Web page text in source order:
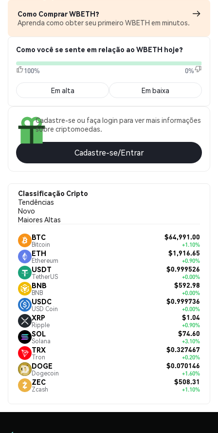
Como Comprar WBETH?
Aprenda como obter seu primeiro WBETH em minutos.
Como você se sente em relação ao WBETH hoje?
100% 0%
Em alta Em baixa
Cadastre-se ou faça login para ver mais informações
sobre criptomoedas.
Cadastre-se/Entrar
Classificação Cripto
Tendências
Novo
Maiores Altas
BTC
Bitcoin
$64,991.00
+1.10%
ETH
Ethereum
$1,916.65
+0.90%
USDT
TetherUS
$0.999526
+0.00%
BNB
BNB
$592.98
+0.00%
USDC
USD Coin
$0.999736
+0.00%
XRP
Ripple
$1.04
+0.90%
SOL
Solana
$74.60
+3.10%
TRX
Tron
$0.327467
+0.20%
DOGE
Dogecoin
$0.070146
+1.60%
ZEC
Zcash
$508.31
+1.10%